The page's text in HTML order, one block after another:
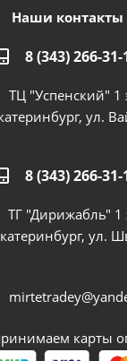
Наши контакты
8 (343) 266-31-
ТЦ "Успенский" 1
ул.
8 (343) 266-31-
ТГ "Дирижабль" 1
ул.
карты